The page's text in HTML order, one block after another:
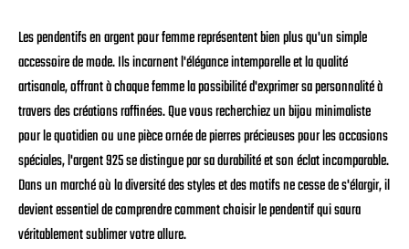
Les pendentifs en argent pour femme représentent bien plus qu'un simple
accessoire de mode. Ils incarnent l'élégance intemporelle et la qualité
artisanale, offrant à chaque femme la possibilité d'exprimer sa personnalité à
travers des créations raffinées. Que vous recherchiez un bijou minimaliste
pour le quotidien ou une pièce ornée de pierres précieuses pour les occasions
spéciales, l'argent 925 se distingue par sa durabilité et son éclat incomparable.
Dans un marché où la diversité des styles et des motifs ne cesse de s'élargir, il
devient essentiel de comprendre comment choisir le pendentif qui saura
véritablement sublimer votre allure.